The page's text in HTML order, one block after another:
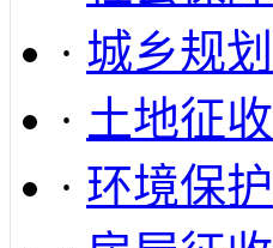
· 城乡规划
· 土地征收
· 环境保护